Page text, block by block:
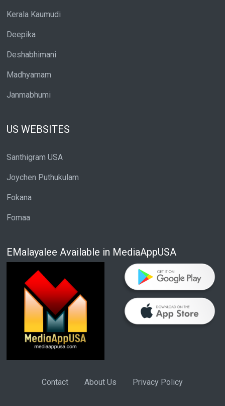
Kerala Kaumudi
Deepika
Deshabhimani
Madhyamam
Janmabhumi
US WEBSITES
Santhigram USA
Joychen Puthukulam
Fokana
Fomaa
EMalayalee Available in MediaAppUSA
Contact About Us Privacy Policy